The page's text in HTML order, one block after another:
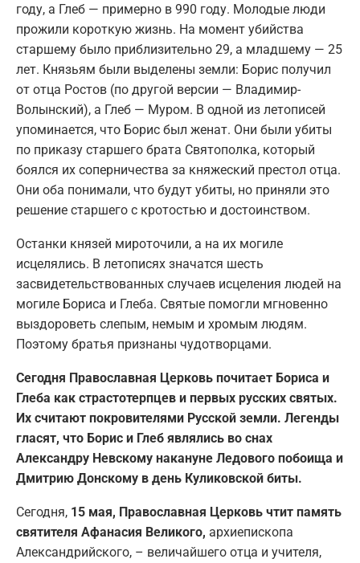
году, а Глеб — примерно в 990 году. Молодые люди
прожили короткую жизнь. На момент убийства
старшему было приблизительно 29, а младшему — 25
лет. Князьям были выделены земли: Борис получил
от отца Ростов (по другой версии — Владимир-
Волынский), а Глеб — Муром. В одной из летописей
упоминается, что Борис был женат. Они были убиты
по приказу старшего брата Святополка, который
боялся их соперничества за княжеский престол отца.
Они оба понимали, что будут убиты, но приняли это
решение старшего с кротостью и достоинством.
Останки князей мироточили, а на их могиле
исцелялись. В летописях значатся шесть
засвидетельствованных случаев исцеления людей на
могиле Бориса и Глеба. Святые помогли мгновенно
выздороветь слепым, немым и хромым людям.
Поэтому братья признаны чудотворцами.
Сегодня Православная Церковь почитает Бориса и
Глеба как страстотерпцев и первых русских святых.
Их считают покровителями Русской земли. Легенды
гласят, что Борис и Глеб являлись во снах
Александру Невскому накануне Ледового побоища и
Дмитрию Донскому в день Куликовской биты.
Сегодня, 15 мая, Православная Церковь чтит память
святителя Афанасия Великого, архиепископа
Александрийского, – величайшего отца и учителя,